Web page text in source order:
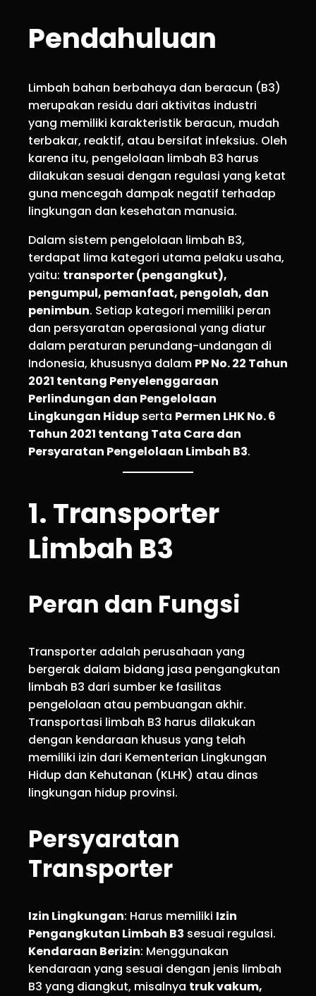
Pendahuluan
Limbah bahan berbahaya dan beracun (B3)
merupakan residu dari aktivitas industri
yang memiliki karakteristik beracun, mudah
terbakar, reaktif, atau bersifat infeksius. Oleh
karena itu, pengelolaan limbah B3 harus
dilakukan sesuai dengan regulasi yang ketat
guna mencegah dampak negatif terhadap
lingkungan dan kesehatan manusia.
Dalam sistem pengelolaan limbah B3,
terdapat lima kategori utama pelaku usaha,
yaitu: transporter (pengangkut),
pengumpul, pemanfaat, pengolah, dan
penimbun. Setiap kategori memiliki peran
dan persyaratan operasional yang diatur
dalam peraturan perundang-undangan di
Indonesia, khususnya dalam PP No. 22 Tahun
2021 tentang Penyelenggaraan
Perlindungan dan Pengelolaan
Lingkungan Hidup serta Permen LHK No. 6
Tahun 2021 tentang Tata Cara dan
Persyaratan Pengelolaan Limbah B3.
1. Transporter
Limbah B3
Peran dan Fungsi
Transporter adalah perusahaan yang
bergerak dalam bidang jasa pengangkutan
limbah B3 dari sumber ke fasilitas
pengelolaan atau pembuangan akhir.
Transportasi limbah B3 harus dilakukan
dengan kendaraan khusus yang telah
memiliki izin dari Kementerian Lingkungan
Hidup dan Kehutanan (KLHK) atau dinas
lingkungan hidup provinsi.
Persyaratan
Transporter
Izin Lingkungan: Harus memiliki Izin
Pengangkutan Limbah B3 sesuai regulasi.
Kendaraan Berizin: Menggunakan
kendaraan yang sesuai dengan jenis limbah
B3 yang diangkut, misalnya truk vakum,